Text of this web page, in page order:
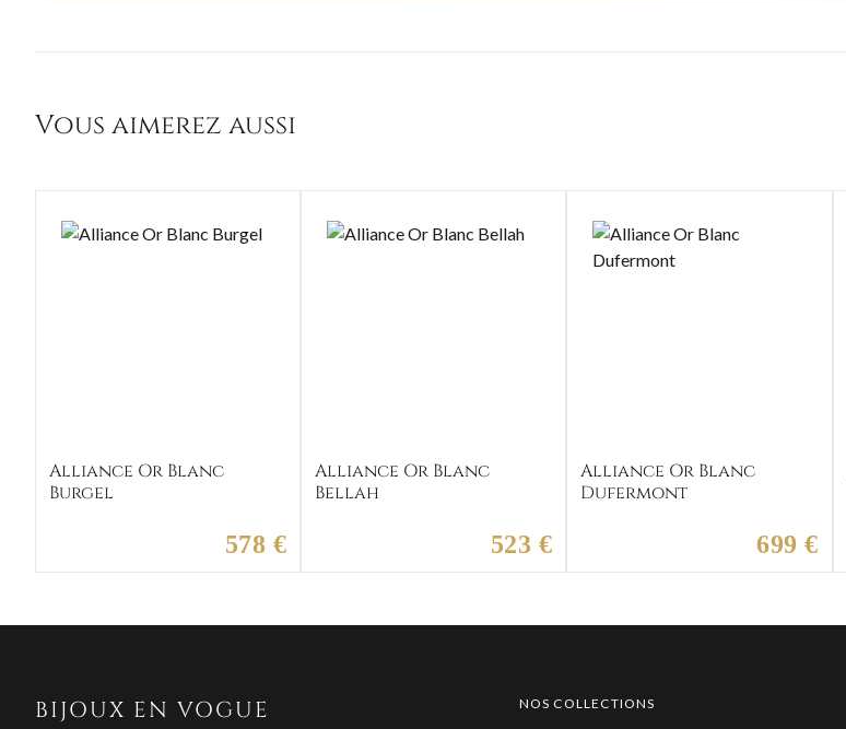
Vous aimerez aussi
Alliance Or Blanc
Burgel
578 €
Alliance Or Blanc
Bellah
523 €
Alliance Or Blanc
Dufermont
699 €
BIJOUX EN VOGUE NOS COLLECTIONS